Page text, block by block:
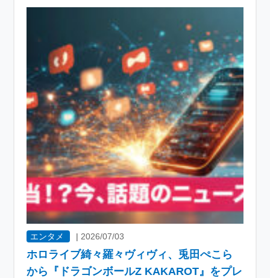
エンタメ | 2026/07/03
ホロライブ綺々羅々ヴィヴィ、兎田ぺこら
から『ドラゴンボールZ KAKAROT』をプレ